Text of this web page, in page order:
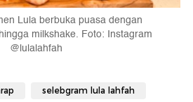
Lula berbuka puasa dengan
milkshake. Foto: Instagram
@lulalahfah
selebgram lula lahfah